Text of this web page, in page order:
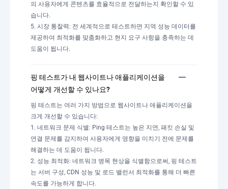
의 사용자에게 콘텐츠를 효율적으로 전달하는지 확인할 수 있
습니다.
5. 시장 통찰력: 전 세계적으로 테스트하면 지역 성능 데이터를
제공하여 최적화를 맞춤화하고 현지 요구 사항을 충족하는 데
도움이 됩니다.
핑 테스트가 내 웹사이트나 애플리케이션을
어떻게 개선할 수 있나요?
핑 테스트는 여러 가지 방법으로 웹사이트나 애플리케이션을
크게 개선할 수 있습니다:
1. 네트워크 문제 식별: Ping 테스트는 높은 지연, 패킷 손실 및
연결 문제를 감지하여 사용자에게 영향을 미치기 전에 문제를
해결하는 데 도움이 됩니다.
2. 성능 최적화: 네트워크 병목 현상을 식별함으로써, 핑 테스트
는 서버 구성, CDN 성능 및 로드 밸런서 최적화를 통해 더 빠른
속도를 가능하게 합니다.